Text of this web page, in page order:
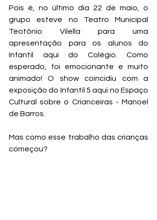
Pois é, no último dia 22 de maio, o
grupo esteve no Teatro Municipal
Teotônio Vilella para uma
apresentação para os alunos do
Infantil aqui do Colégio. Como
esperado, foi emocionante e muito
animado! O show coincidiu com a
exposição do Infantil 5 aqui no Espaço
Cultural sobre o Crianceiras - Manoel
de Barros.
Mas como esse trabalho das crianças
começou?